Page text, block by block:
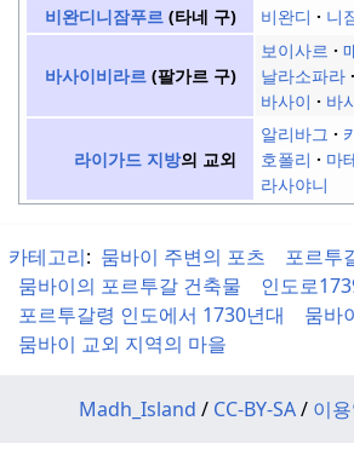
비완디니잠푸르 (타네 구) 비완디 니
바사이비라르 (팔가르 구)
보이사르
날라소파라
바사이
바
라이가드 지방의 교외
알리바그
호폴리
마
라사야니
카테고리: 뭄바이 주변의 포츠
포르투
뭄바이의 포르투갈 건축물
인도로
포르투갈령 인도에서 1730년대
뭄바
뭄바이 교외 지역의 마을
Madh_Island / CC-BY-SA/ 이